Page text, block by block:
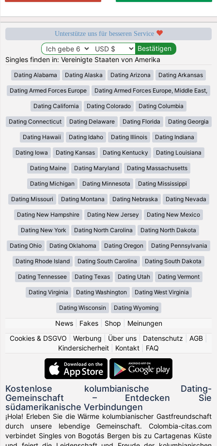
Unterstütze uns für besseren Service
Singles finden in: Vereinigte Staaten von Amerika
Dating Alabama Dating Alaska Dating Arizona Dating Arkansas
Dating Armed Forces Europe Dating Armed Forces Europe, Middle East,
Dating California Dating Colorado Dating Columbia
Dating Connecticut Dating Delaware Dating Florida Dating Georgia
Dating Hawaii Dating Idaho Dating Illinois Dating Indiana
Dating Iowa Dating Kansas Dating Kentucky Dating Louisiana
Dating Maine Dating Maryland Dating Massachusetts
Dating Michigan Dating Minnesota Dating Mississippi
Dating Missouri Dating Montana Dating Nebraska Dating Nevada
Dating New Hampshire Dating New Jersey Dating New Mexico
Dating New York Dating North Carolina Dating North Dakota
Dating Ohio Dating Oklahoma Dating Oregon Dating Pennsylvania
Dating Rhode Island Dating South Carolina Dating South Dakota
Dating Tennessee Dating Texas Dating Utah Dating Vermont
Dating Virginia Dating Washington Dating West Virginia
Dating Wisconsin Dating Wyoming
News| Fakes| Shop
Meinungen
Cookies & DSGVO
Werbung Über uns Datenschutz AGB
Kindersicherheit
Kontakt FAQ
Kostenlose kolumbianische Dating-
Gemeinschaft – Entdecken Sie
südamerikanische Verbindungen
¡Hola! Erleben Sie die Wärme kolumbianischer Gastfreundschaft
durch unsere lebendige Gemeinschaft. Colombia-citas.com
verbindet Singles von Bogotás Bergen bis zu Cartagenas Küste